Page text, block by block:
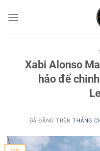
đến
Xabi Alonso
hảo để
ĐÃ ĐĂNG TRÊNTHÁNG